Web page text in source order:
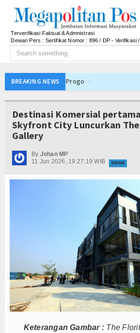
Terverifikasi Faktual & Admnistrasi
Dewan Pers : Sertifikat Nomor : 896 / DP - Verifikasi
BREAKING NEWS
ke Kulon Progo
dan Berani Kritik
Beri Penjelasan
Dana Tetap Aman
Anggarannya
Pemkab Barito Utara Kaji
Tata Kelola dan Pelayanan Publik
Beri Penjelasan
Dana Tetap Aman
Anggarannya
Solid dan Bermartabat
Juara Piala Presiden 2026
Negeri
Pemkab Barito Utara Kaji Tiru
Destinasi Komersial
Skyfront City Luncurkan
Gallery
By Johan MP
11 Jun 2026, 19:27:19 WIB
BISNIS
Keterangan Gambar : The